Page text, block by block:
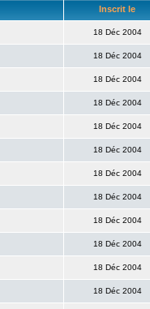
Inscrit le
18 Déc 2004
18 Déc 2004
18 Déc 2004
18 Déc 2004
18 Déc 2004
18 Déc 2004
18 Déc 2004
18 Déc 2004
18 Déc 2004
18 Déc 2004
18 Déc 2004
18 Déc 2004